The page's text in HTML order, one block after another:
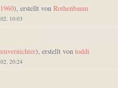
), erstellt von Rothenbaum
10:03
), erstellt von toddi
20:24